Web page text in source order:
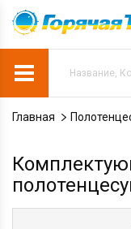
Главная